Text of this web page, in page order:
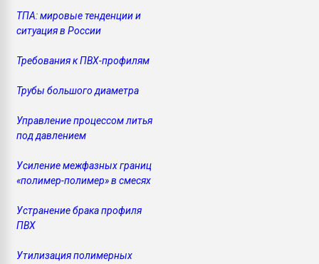
ТПА: мировые тенденции и
ситуация в России
Требования к ПВХ-профилям
Трубы большого диаметра
Управление процессом литья
под давлением
Усиление межфазных границ
«полимер-полимер» в смесях
Устранение брака профиля
ПВХ
Утилизация полимерных